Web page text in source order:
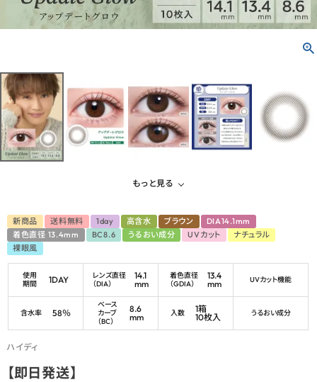
よくあるご質問
もっと見る
新商品 送料無料 1day 高含水 ブラウン
DIA14.1mm
着色直径 13.4mm
BC8.6 うるおい成分 UVカット
ナチュラル
裸眼風
使用
期間
1DAY
レンズ直径
（DIA）
14.1
mm
着色直径
（GDIA）
13.4
mm
UVカット機能
含水率 58％
ベース
カーブ
（BC）
8.6
mm
入数
1箱
10枚入
うるおい成分
ハイディ
【即日発送】